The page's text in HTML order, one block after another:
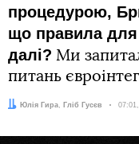
процедурою,
що правила для
далі? Ми
питань
Автор:Юлія Гира
Редактор: Гліб Гусєв Дата: